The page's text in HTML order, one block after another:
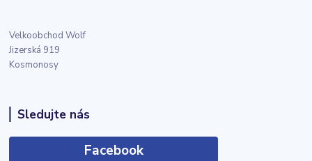
Velkoobchod Wolf
Jizerská 919
Kosmonosy
Sledujte nás
Facebook